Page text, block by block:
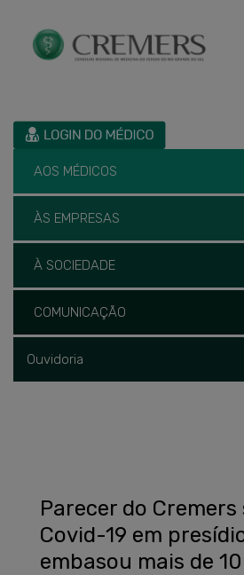
AOS MÉDICOS
ÀS EMPRESAS
À SOCIEDADE
COMUNICAÇÃO
Ouvidoria
Parecer do Cremers
Covid-19 em
embasou mais de